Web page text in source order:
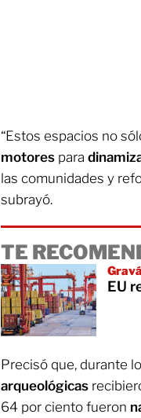
“Estos espacios no
motores para
las comunidades y
subrayó.
TE
EU
Precisó que, durante
arqueológicas
64 por ciento fueron